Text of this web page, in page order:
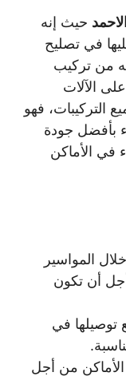
حيث إنه
في تصليح
من تركيب
الآلات
التركيبات، فهو
بأفضل جودة
في الأماكن
المواسير
أن تكون
توصيلها في
الأماكن من أجل